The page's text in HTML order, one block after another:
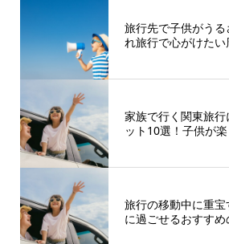
旅行先で子供がう
れ旅行で心がけた
家族で行く関東旅
ット10選！子供が
旅行の移動中に重
に過ごせるおすす